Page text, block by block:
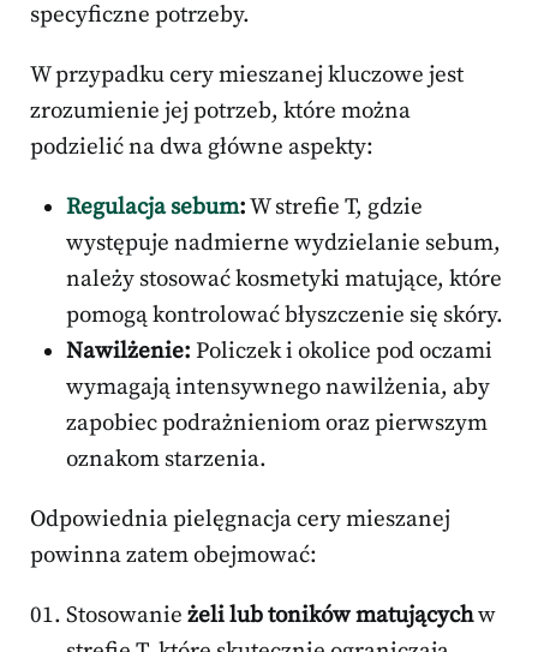
specyficzne potrzeby.
W przypadku cery mieszanej kluczowe jest
zrozumienie jej potrzeb, które można
podzielić na dwa główne aspekty:
Regulacja sebum:W strefie T, gdzie
występuje nadmierne wydzielanie sebum,
należy stosować kosmetyki matujące, które
pomogą kontrolować błyszczenie się skóry.
Nawilżenie: Policzek i okolice pod oczami
wymagają intensywnego nawilżenia, aby
zapobiec podrażnieniom oraz pierwszym
oznakom starzenia.
Odpowiednia pielęgnacja cery mieszanej
powinna zatem obejmować:
Stosowanie żeli lub toników matującychw